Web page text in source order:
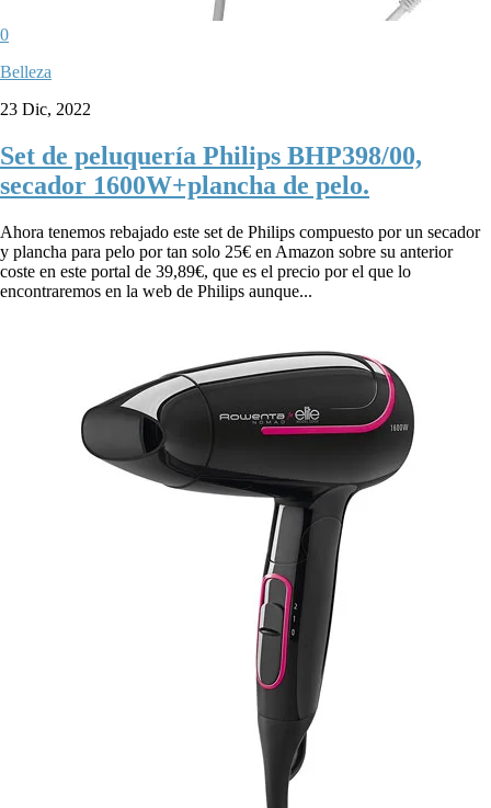
0
Belleza
23 Dic, 2022
Set de peluquería Philips BHP398/00,
secador 1600W+plancha de pelo.
Ahora tenemos rebajado este set de Philips compuesto por un secador
y plancha para pelo por tan solo 25€ en Amazon sobre su anterior
coste en este portal de 39,89€, que es el precio por el que lo
encontraremos en la web de Philips aunque...